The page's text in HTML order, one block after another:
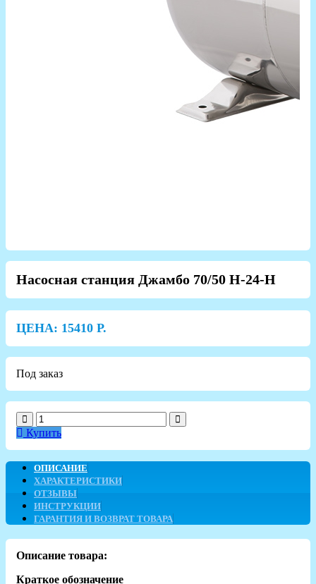
Насосная станция Джамбо 70/50 Н-24-Н
ЦЕНА: 15410 Р.
Под заказ
Купить
ОПИСАНИЕ
ХАРАКТЕРИСТИКИ
ОТЗЫВЫ
ИНСТРУКЦИИ
ГАРАНТИЯ И ВОЗВРАТ ТОВАРА
Описание товара:
Краткое обозначение